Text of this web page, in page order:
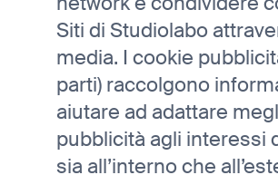
Siti di Studiolabo
media. I cookie
parti) raccolgono
aiutare ad adattare
pubblicità agli interessi
sia all’interno che